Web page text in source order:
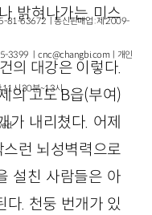
밝혀나가는 미스
의 대강은 이렇다.
의 고도 B읍(부여)
가 내리쳤다. 어제
런 뇌성벽력으로
설친 사람들은 아
다. 천둥 번개가 있
81-63672ㅣ통신판매업 : 제 2009-
3399 ㅣcnc@changbi.com ㅣ개인
11시 30분~13시